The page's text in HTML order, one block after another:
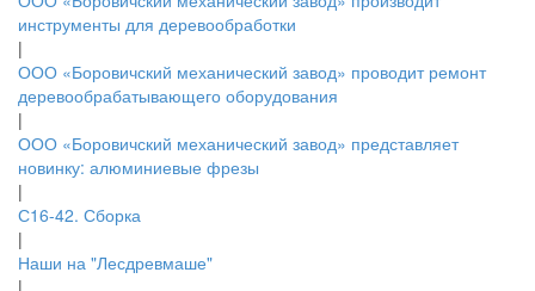
инструменты для деревообработки
|
ООО «Боровичский механический завод» проводит ремонт
деревообрабатывающего оборудования
|
ООО «Боровичский механический завод» представляет
новинку: алюминиевые фрезы
|
С16-42. Сборка
|
Наши на "Лесдревмаше"
|